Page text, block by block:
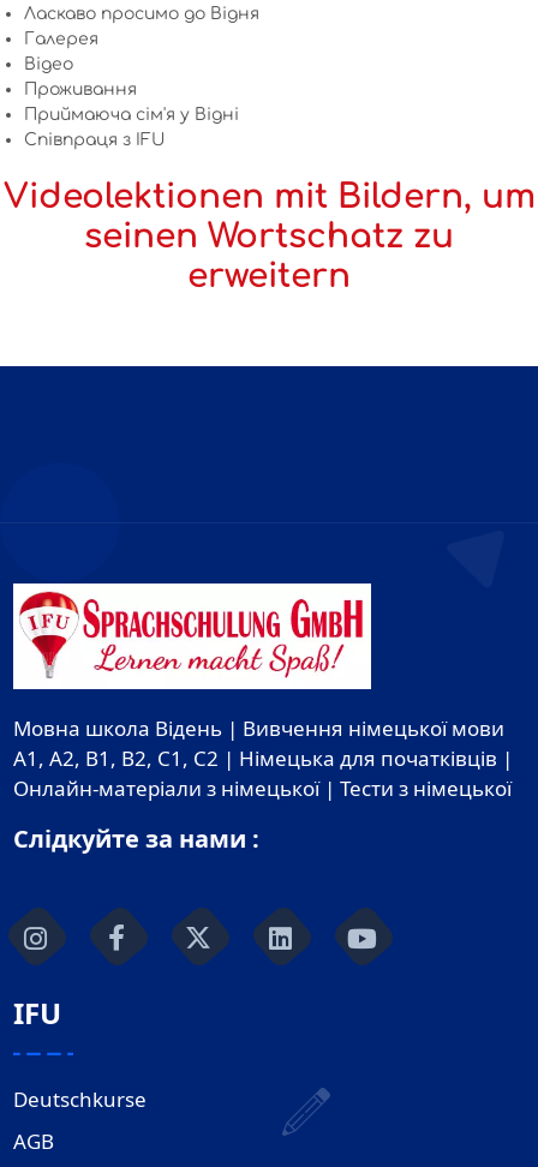
Ласкаво просимо до Відня
Галерея
Відео
Проживання
Приймаюча сім'я у Відні
Співпраця з IFU
Videolektionen mit Bildern, um
seinen Wortschatz zu
erweitern
Мовна школа Відень | Вивчення німецької мови
A1, A2, B1, B2, C1, C2 | Німецька для початківців |
Онлайн-матеріали з німецької | Тести з німецької
Слідкуйте за нами :
IFU
Deutschkurse
AGB